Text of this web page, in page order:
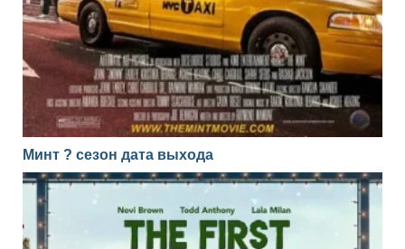
Минт ? сезон дата выхода